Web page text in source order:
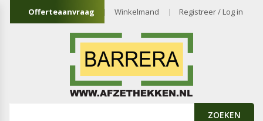
Offerteaanvraag Winkelmand Registreer / Log in
ZOEKEN